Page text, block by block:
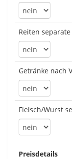
Reiten
Getränke nach
Fleisch/Wurst
Preisdetails